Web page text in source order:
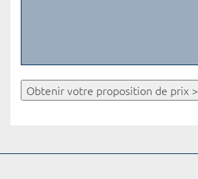
Obtenir votre proposition de prix >